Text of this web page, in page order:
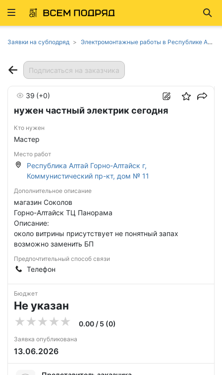
Развернуть
Заявки на субподряд Электромонтажные работы в Республике Алтай
Подписаться на заказчика
нужен частный электрик сегодня
39 (+0)
Кто нужен
Мастер
Место работ
Республика Алтай Горно-Алтайск г,
Коммунистический пр-кт, дом № 11
Дополнительное описание
магазин Соколов
Горно-Алтайск ТЦ Панорама
Описание:
около витрины присутствует не понятный запах
возможно заменить БП
Предпочтительный способ связи
Телефон
Бюджет
Не указан
0.00 / 5 (0)
Заявка опубликована
13.06.2026